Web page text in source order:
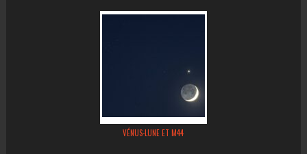
VÉNUS-LUNE ET M44